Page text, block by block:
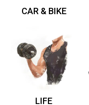
CAR & BIKE
LIFE